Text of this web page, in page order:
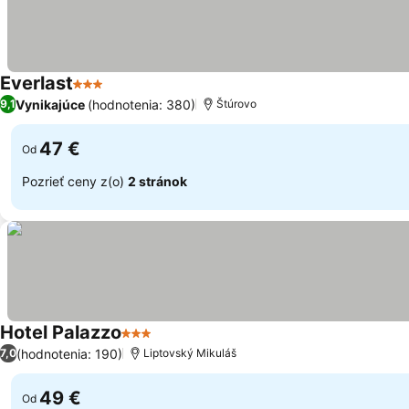
Everlast3 Počet hviezdičiek
9,1Vynikajúce (hodnotenia: 380) Štúrovo
Od 47 €
Pozrieť ceny z(o) 2 stránok
Hotel Palazzo3 Počet hviezdičiek
7,0(hodnotenia: 190) Liptovský Mikuláš
Od 49 €